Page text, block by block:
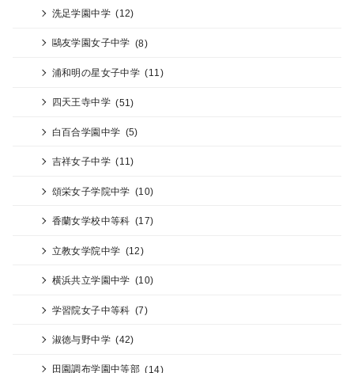
洗足学園中学 (12)
鷗友学園女子中学 (8)
浦和明の星女子中学 (11)
四天王寺中学 (51)
白百合学園中学 (5)
吉祥女子中学 (11)
頌栄女子学院中学 (10)
香蘭女学校中等科 (17)
立教女学院中学 (12)
横浜共立学園中学 (10)
学習院女子中等科 (7)
淑徳与野中学 (42)
田園調布学園中等部 (14)